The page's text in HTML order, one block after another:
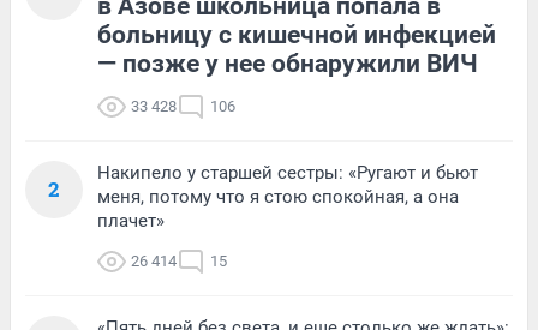
в Азове школьница попала в
больницу с кишечной инфекцией
— позже у нее обнаружили ВИЧ
33 428 106
2
Накипело у старшей сестры: «Ругают и бьют
меня, потому что я стою спокойная, а она
плачет»
26 414 15